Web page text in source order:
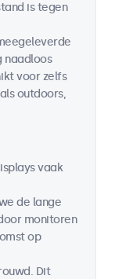
is tegen
naadloos
voor zelfs
outdoors,
vaak
de lange
monitoren
op
Dit